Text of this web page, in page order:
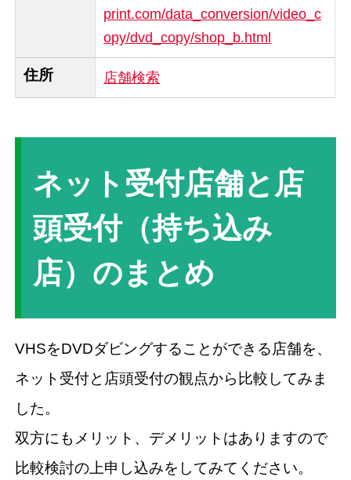
print.com/data_conversion/video_c
opy/dvd_copy/shop_b.html
住所 店舗検索
ネット受付店舗と店
頭受付（持ち込み
店）のまとめ
VHSをDVDダビングすることができる店舗を、
ネット受付と店頭受付の観点から比較してみま
した。
双方にもメリット、デメリットはありますので
比較検討の上申し込みをしてみてください。